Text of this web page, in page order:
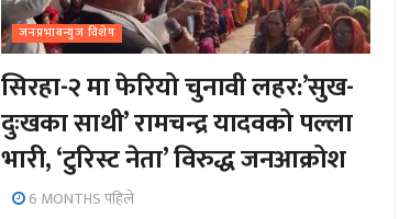
जनप्रभाबन्युज विशेष
सिरहा-२ मा फेरियो चुनावी लहर:’सुख-
दुःखका साथी’ रामचन्द्र यादवको पल्ला
भारी, ‘टुरिस्ट नेता’ विरुद्ध जनआक्रोश
6 MONTHS पहिले